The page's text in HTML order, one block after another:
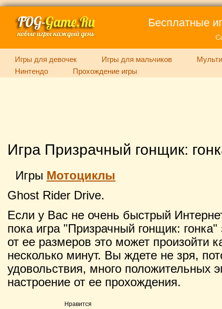
Бесплатные
Игры для девочек Игры для мальчиков
Нинтендо
Прохождение игры
Игра Призрачный гонщик:
Игры Мотоциклы
Ghost Rider Drive.
Если у Вас не очень быстрый
пока игра "Призрачный гонщик: гонка"
от ее размеров это может произойти
несколько минут. Вы ждете не зря,
удовольствия, много положительных
настроение от ее прохождения.
Нравится